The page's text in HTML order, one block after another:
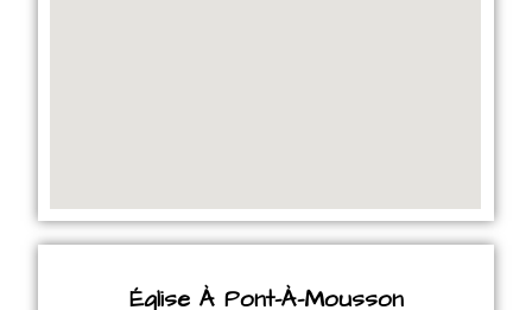
Église À Pont-À-Mousson